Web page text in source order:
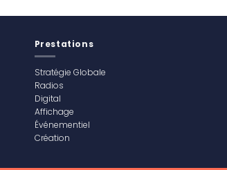
Prestations
Stratégie Globale
Radios
Digital
Affichage
Événementiel
Création